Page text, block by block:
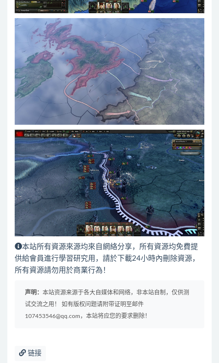
本站所有資源來源均來自網絡分享，所有資源均免費提
供給會員進行學習研究用，請於下載24小時內刪除資源，
所有資源請勿用於商業行為！
声明： 本站资源来源于各大自媒体和网络，非本站自制，仅供测
试交流之用！ 如有版权问题请附带证明至邮件
107453546@qq.com，本站将应您的要求删除！
链接